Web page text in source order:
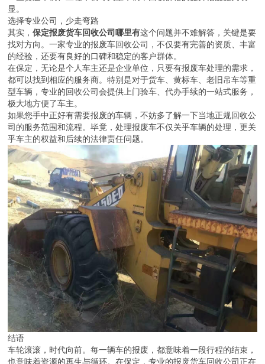
较少的报废车，现在能够获得比以往高得多的回收补贴。尤其是对于
一些货运车辆、工程车辆等大型车辆，回收价格的提升幅度更为明
显。
选择专业公司，少走弯路
其实， 保定报废货车回收公司哪里有这个问题并不难解答，关键是要
找对方向。一家专业的报废车回收公司，不仅要有完善的资质、丰富
的经验，还要有良好的口碑和稳定的客户群体。
在保定，无论是个人车主还是企业单位，只要有报废车处理的需求，
都可以找到相应的服务商。特别是对于货车、黄标车、老旧吊车等重
型车辆，专业的回收公司会提供上门验车、代办手续的一站式服务，
极大地方便了车主。
如果您手中正好有需要报废的车辆，不妨多了解一下当地正规回收公
司的服务范围和流程。毕竟，处理报废车不仅关乎车辆的处理，更关
乎车主的权益和后续的法律责任问题。
结语